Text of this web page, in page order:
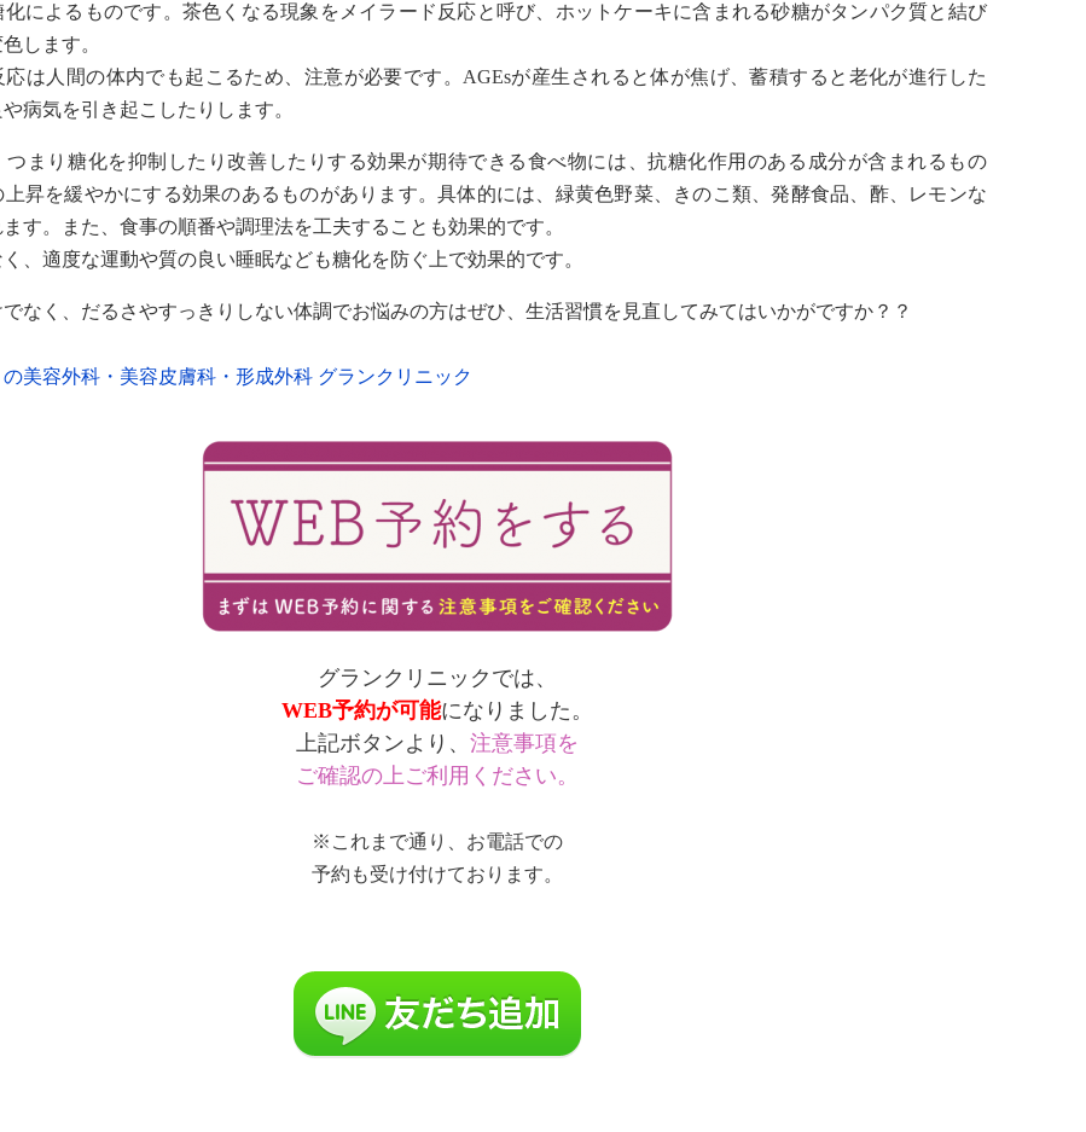
によるものです。茶色くなる現象をメイラード反応と呼び、ホットケーキに含まれる砂糖がタンパク質と結び
します。
応は人間の体内でも起こるため、注意が必要です。AGEsが産生されると体が焦げ、蓄積すると老化が進行した
病気を引き起こしたりします。
つまり糖化を抑制したり改善したりする効果が期待できる食べ物には、抗糖化作用のある成分が含まれるもの
昇を緩やかにする効果のあるものがあります。具体的には、緑黄色野菜、きのこ類、発酵食品、酢、レモンな
す。また、食事の順番や調理法を工夫することも効果的です。
、適度な運動や質の良い睡眠なども糖化を防ぐ上で効果的です。
なく、だるさやすっきりしない体調でお悩みの方はぜひ、生活習慣を見直してみてはいかがですか？？
美容外科・美容皮膚科・形成外科 グランクリニック
グランクリニックでは、
WEB予約が可能になりました。
上記ボタンより、 注意事項を
ご確認の上ご利用ください。
※これまで通り、お電話での
予約も受け付けております。